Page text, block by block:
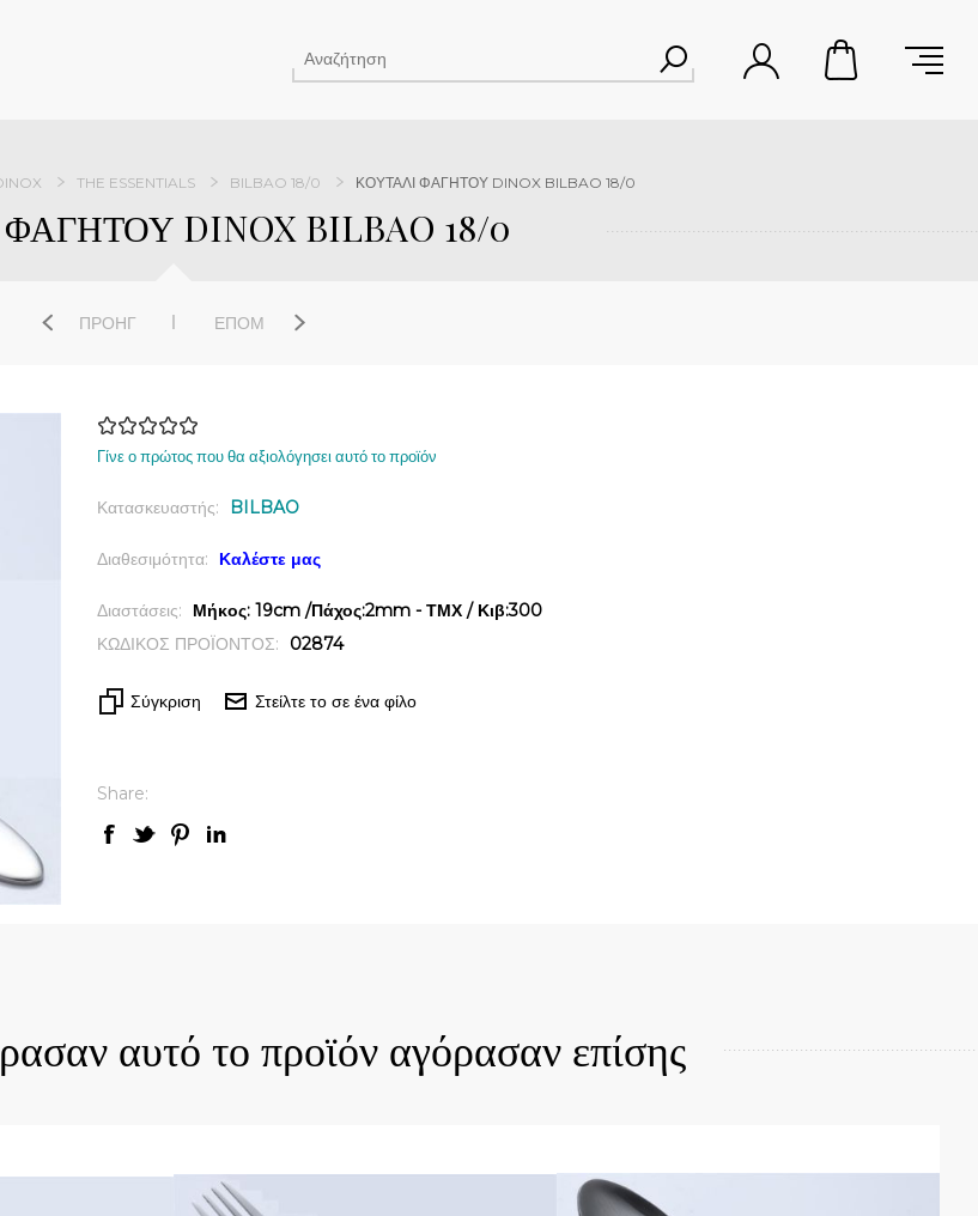
THE ESSENTIALS BILBAO 18/0 ΚΟΥΤΑΛΙ ΦΑΓΗΤΟΥ DINOX BILBAO 18/0
DINOX BILBAO 18/0
ΠΡΟΗΓ ΕΠΌΜ
Γίνε ο πρώτος που θα αξιολόγησει αυτό το προϊόν
Κατασκευαστής: BILBAO
Διαθεσιμότητα: Καλέστε μας
Διαστάσεις:
Μήκος: 19cm /Πάχος:2mm - ΤΜΧ / Κιβ:300
ΚΩΔΙΚΟΣ ΠΡΟΪΟΝΤΟΣ:
02874
Σύγκριση Στείλτε το σε ένα φίλο
Share:
αυτό το προϊόν αγόρασαν επίσης